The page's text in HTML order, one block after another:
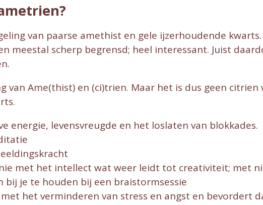
van paarse amethist en gele ijzerhoudende
meestal scherp begrensd; heel interessant. Juist
van Ame(thist) en (ci)trien. Maar het is dus geen
energie, levensvreugde en het loslaten van blokkades.
met het intellect wat weer leidt tot creativiteit; met
bij je te houden bij een braistormsessie
het verminderen van stress en angst en bevordert